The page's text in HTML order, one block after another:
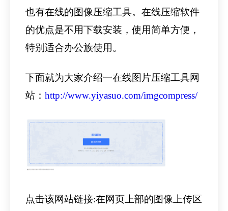
也有在线的图像压缩工具。在线压缩软件
的优点是不用下载安装，使用简单方便，
特别适合办公族使用。
下面就为大家介绍一在线图片压缩工具网
站： http://www.yiyasuo.com/imgcompress/
点击该网站链接:在网页上部的图像上传区